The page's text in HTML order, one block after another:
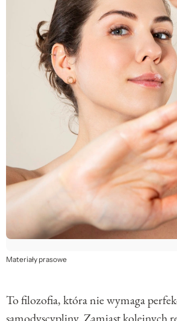
Materiały prasowe
To filozofia, która nie wymaga